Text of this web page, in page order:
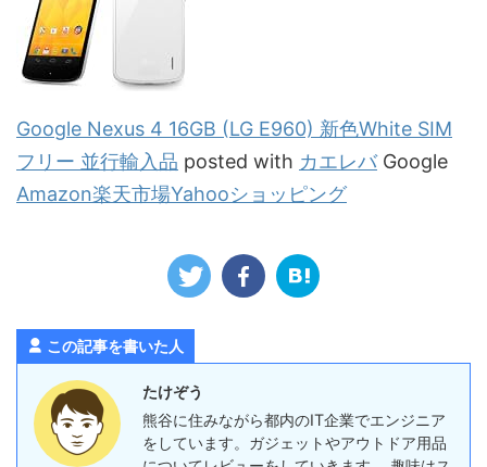
Google Nexus 4 16GB (LG E960) 新色White SIM
フリー 並行輸入品 posted with カエレバGoogle
Amazon楽天市場Yahooショッピング
この記事を書いた人
たけぞう
熊谷に住みながら都内のIT企業でエンジニア
をしています。ガジェットやアウトドア用品